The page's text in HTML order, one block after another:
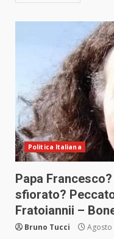
Politica Italiana
Papa
sfiorato?
Fratoiannii –
Bruno Tucci Agosto